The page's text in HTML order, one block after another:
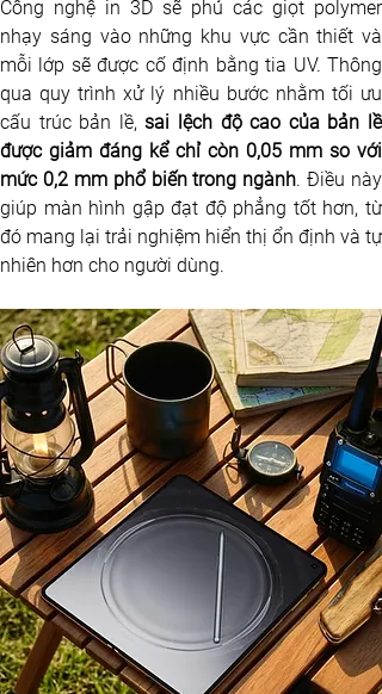
Công nghệ in 3D sẽ phủ các giọt polymer
nhạy sáng vào những khu vực cần thiết và
mỗi lớp sẽ được cố định bằng tia UV. Thông
qua quy trình xử lý nhiều bước nhằm tối ưu
cấu trúc bản lề, sai lệch độ cao của bản lề
được giảm đáng kể chỉ còn 0,05 mm so với
mức 0,2 mm phổ biến trong ngành. Điều này
giúp màn hình gập đạt độ phẳng tốt hơn, từ
đó mang lại trải nghiệm hiển thị ổn định và tự
nhiên hơn cho người dùng.